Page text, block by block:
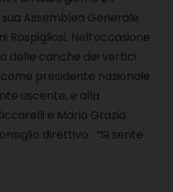
Assemblea Generale
Rospigliosi. Nell’occasione
delle cariche dei vertici
presidente nazionale
uscente, e alla
e Maria Grazia
direttivo “Si sente